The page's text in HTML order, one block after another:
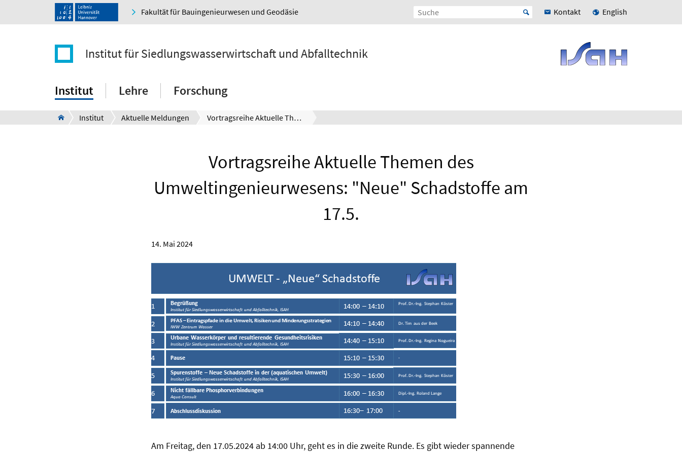
Fakultät für Bauingenieurwesen und Geodäsie Kontakt English
Institut für Siedlungswasserwirtschaft und Abfalltechnik
Institut Lehre Forschung
Institut Aktuelle Meldungen Vortragsreihe Aktuelle Themen des Umweltingenieurwesens: "Neue" Schadstoffe am 17.5.
Vortragsreihe Aktuelle Themen des
Umweltingenieurwesens: "Neue" Schadstoffe am
17.5.
14. Mai 2024
Am Freitag, den 17.05.2024 ab 14:00 Uhr, geht es in die zweite Runde. Es gibt wieder spannende